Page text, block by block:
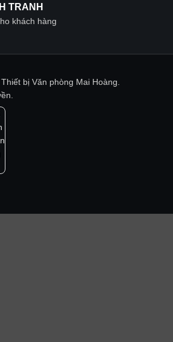
TRANH
khách hàng
bị Văn phòng Mai Hoàng.